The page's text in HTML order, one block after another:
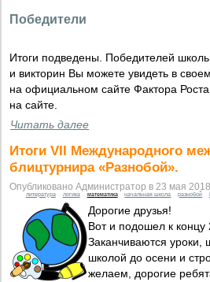
Победители
Итоги подведены. Победителей
и викторин Вы можете увидеть в
на официальном сайте Фактора
на сайте.
Читать далее
Итоги VII Международного
блицтурнира «Разнобой».
Опубликовано Администратор в 23 мая 2018
литература логика математика начальная школа разнобой
Дорогие друзья!
Вот и подошел к
Заканчиваются
школой до осени и
желаем, дорогие